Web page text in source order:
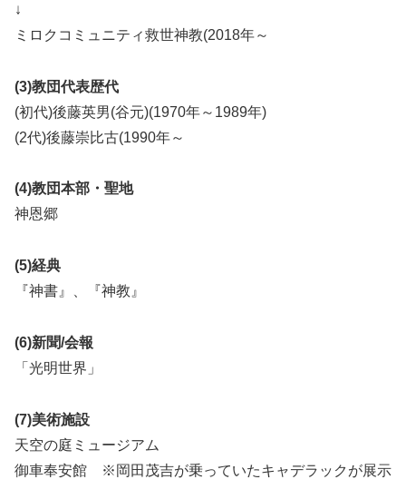
↓
ミロクコミュニティ救世神教(2018年～
(3)教団代表歴代
(初代)後藤英男(谷元)(1970年～1989年)
(2代)後藤崇比古(1990年～
(4)教団本部・聖地
神恩郷
(5)経典
『神書』、『神教』
(6)新聞/会報
「光明世界」
(7)美術施設
天空の庭ミュージアム
御車奉安館 ※岡田茂吉が乗っていたキャデラックが展示